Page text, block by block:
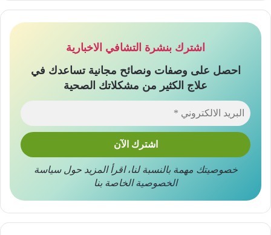
اشترك بنشرة التشافي الاخبارية
احصل على وصفات ونصائح مجانية تساعدك في
علاج الكثير من مشكلاتك الصحية
خصوصيتك مهمة بالنسبة لنا،اقرأ المزيد حولسياسة
الخصوصيةالخاصة بنا